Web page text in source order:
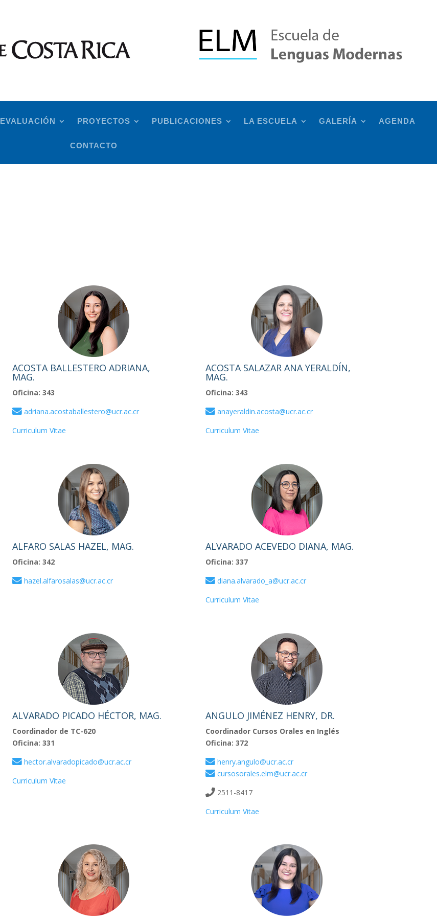
EVALUACIÓN PROYECTOS PUBLICACIONES LA ESCUELA GALERÍA AGENDA
CONTACTO
ACOSTA BALLESTERO ADRIANA,
MAG.
Oficina: 343
adriana.acostaballestero@ucr.ac.cr
Curriculum Vitae
ACOSTA SALAZAR ANA YERALDÍN,
MAG.
Oficina: 343
anayeraldin.acosta@ucr.ac.cr
Curriculum Vitae
ALFARO SALAS HAZEL, MAG.
Oficina: 342
hazel.alfarosalas@ucr.ac.cr
ALVARADO ACEVEDO DIANA, MAG.
Oficina: 337
diana.alvarado_a@ucr.ac.cr
Curriculum Vitae
ALVARADO PICADO HÉCTOR, MAG.
Coordinador de TC-620
Oficina: 331
hector.alvaradopicado@ucr.ac.cr
Curriculum Vitae
ANGULO JIMÉNEZ HENRY, DR.
Coordinador Cursos Orales en Inglés
Oficina: 372
henry.angulo@ucr.ac.cr
cursosorales.elm@ucr.ac.cr
2511-8417
Curriculum Vitae